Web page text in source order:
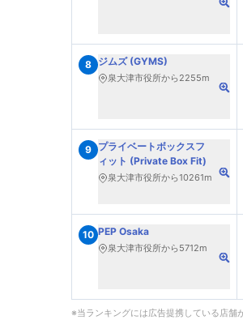
8 ジムズ (GYMS)
泉大津市役所から2255m
9 プライベートボックスフ
ィット (Private Box Fit)
泉大津市役所から10261m
10 PEP Osaka
泉大津市役所から5712m
※当ランキングには広告提携している店舗